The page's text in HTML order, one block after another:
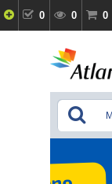
0 0 0